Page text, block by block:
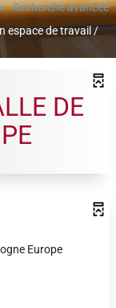
Recherche avancée
espace de travail /
DE
Europe